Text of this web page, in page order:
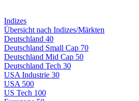
Indizes
Übersicht nach Indizes/Märkten
Deutschland 40
Deutschland Small Cap 70
Deutschland Mid Cap 50
Deutschland Tech 30
USA Industrie 30
USA 500
US Tech 100